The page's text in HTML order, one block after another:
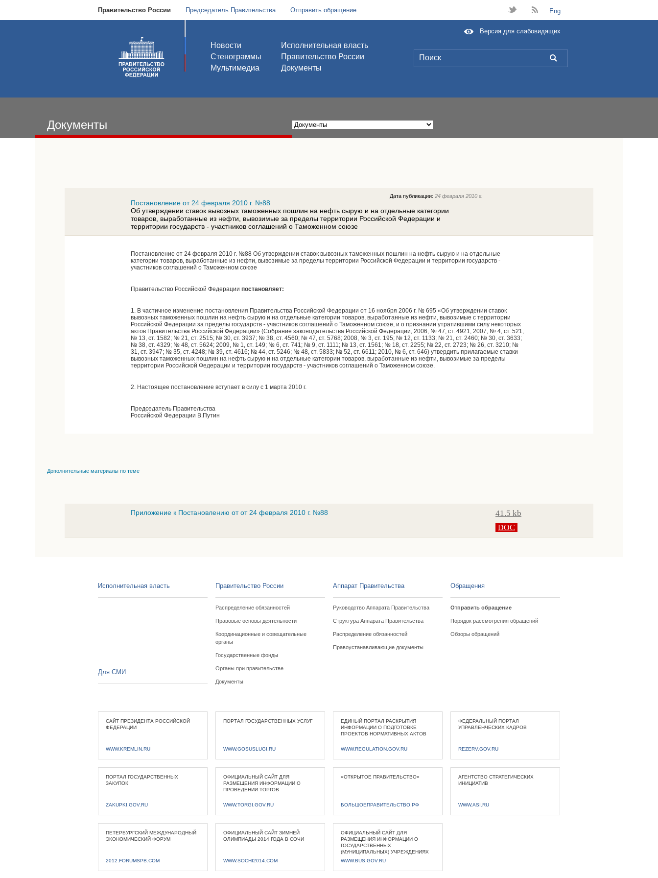
Правительство России Председатель Правительства Отправить обращение t B Eng
Новости
Стенограммы
Мультимедиа
Исполнительная власть
Правительство России
Документы
L
Версия для слабовидящих
Документы
Дата публикации:24 февраля 2010 г.
Постановление от 24 февраля 2010 г. №88
Об утверждении ставок вывозных таможенных пошлин на нефть сырую и на отдельные категории
товаров, выработанные из нефти, вывозимые за пределы территории Российской Федерации и
территории государств - участников соглашений о Таможенном союзе
Постановление от 24 февраля 2010 г. №88 Об утверждении ставок вывозных таможенных пошлин на нефть сырую и на отдельные
категории товаров, выработанные из нефти, вывозимые за пределы территории Российской Федерации и территории государств -
участников соглашений о Таможенном союзе
Правительство Российской Федерации постановляет:
1. В частичное изменение постановления Правительства Российской Федерации от 16 ноября 2006 г. № 695 «Об утверждении ставок
вывозных таможенных пошлин на нефть сырую и на отдельные категории товаров, выработанные из нефти, вывозимые с территории
Российской Федерации за пределы государств - участников соглашений о Таможенном союзе, и о признании утратившими силу некоторых
актов Правительства Российской Федерации» (Собрание законодательства Российской Федерации, 2006, № 47, ст. 4921; 2007, № 4, ст. 521;
№ 13, ст. 1582; № 21, ст. 2515; № 30, ст. 3937; № 38, ст. 4560; № 47, ст. 5768; 2008, № 3, ст. 195; № 12, ст. 1133; № 21, ст. 2460; № 30, ст. 3633;
№ 38, ст. 4329; № 48, ст. 5624; 2009, № 1, ст. 149; № 6, ст. 741; № 9, ст. 1111; № 13, ст. 1561; № 18, ст. 2255; № 22, ст. 2723; № 26, ст. 3210; №
31, ст. 3947; № 35, ст. 4248; № 39, ст. 4616; № 44, ст. 5246; № 48, ст. 5833; № 52, ст. 6611; 2010, № 6, ст. 646) утвердить прилагаемые ставки
вывозных таможенных пошлин на нефть сырую и на отдельные категории товаров, выработанные из нефти, вывозимые за пределы
территории Российской Федерации и территории государств - участников соглашений о Таможенном союзе.
2. Настоящее постановление вступает в силу с 1 марта 2010 г.
Председатель Правительства
Российской Федерации В.Путин
Дополнительные материалы по теме
Приложение к Постановлению от от 24 февраля 2010 г. №88 41.5 kb
DOC
Исполнительная власть Правительство России
Распределение обязанностей
Правовые основы деятельности
Координационные и совещательные
органы
Государственные фонды
Органы при правительстве
Документы
Аппарат Правительства
Руководство Аппарата Правительства
Структура Аппарата Правительства
Распределение обязанностей
Правоустанавливающие документы
Обращения
Отправить обращение
Порядок рассмотрения обращений
Обзоры обращений
Для СМИ
САЙТ ПРЕЗИДЕНТА РОССИЙСКОЙ
ФЕДЕРАЦИИ
WWW.KREMLIN.RU
ПОРТАЛ ГОСУДАРСТВЕННЫХ УСЛУГ
WWW.GOSUSLUGI.RU
ЕДИНЫЙ ПОРТАЛ РАСКРЫТИЯ
ИНФОРМАЦИИ О ПОДГОТОВКЕ
ПРОЕКТОВ НОРМАТИВНЫХ АКТОВ
WWW.REGULATION.GOV.RU
ФЕДЕРАЛЬНЫЙ ПОРТАЛ
УПРАВЛЕНЧЕСКИХ КАДРОВ
REZERV.GOV.RU
ПОРТАЛ ГОСУДАРСТВЕННЫХ
ЗАКУПОК
ZAKUPKI.GOV.RU
ОФИЦИАЛЬНЫЙ САЙТ ДЛЯ
РАЗМЕЩЕНИЯ ИНФОРМАЦИИ О
ПРОВЕДЕНИИ ТОРГОВ
WWW.TORGI.GOV.RU
«ОТКРЫТОЕ ПРАВИТЕЛЬСТВО»
БОЛЬШОЕПРАВИТЕЛЬСТВО.РФ
АГЕНТСТВО СТРАТЕГИЧЕСКИХ
ИНИЦИАТИВ
WWW.ASI.RU
ПЕТЕРБУРГСКИЙ МЕЖДУНАРОДНЫЙ
ЭКОНОМИЧЕСКИЙ ФОРУМ
2012.FORUMSPB.COM
ОФИЦИАЛЬНЫЙ САЙТ ЗИМНЕЙ
ОЛИМПИАДЫ 2014 ГОДА В СОЧИ
WWW.SOCHI2014.COM
ОФИЦИАЛЬНЫЙ САЙТ ДЛЯ
РАЗМЕЩЕНИЯ ИНФОРМАЦИИ О
ГОСУДАРСТВЕННЫХ
(МУНИЦИПАЛЬНЫХ) УЧРЕЖДЕНИЯХ
WWW.BUS.GOV.RU